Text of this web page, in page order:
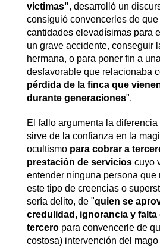
víctimas", desarrolló un
consiguió convencerles de
cantidades elevadísimas para
un grave accidente, conseguir
hermana, o para poner fin a
desfavorable que relacionaba
pérdida de la finca que
durante generaciones".
El fallo argumenta la
sirve de la confianza en la
ocultismo para cobrar a
prestación de servicioscuyo
entender ninguna persona que
este tipo de creencias o
sería delito, de "quien se
credulidad, ignorancia y falta
terceropara convencerle de
costosa) intervención del